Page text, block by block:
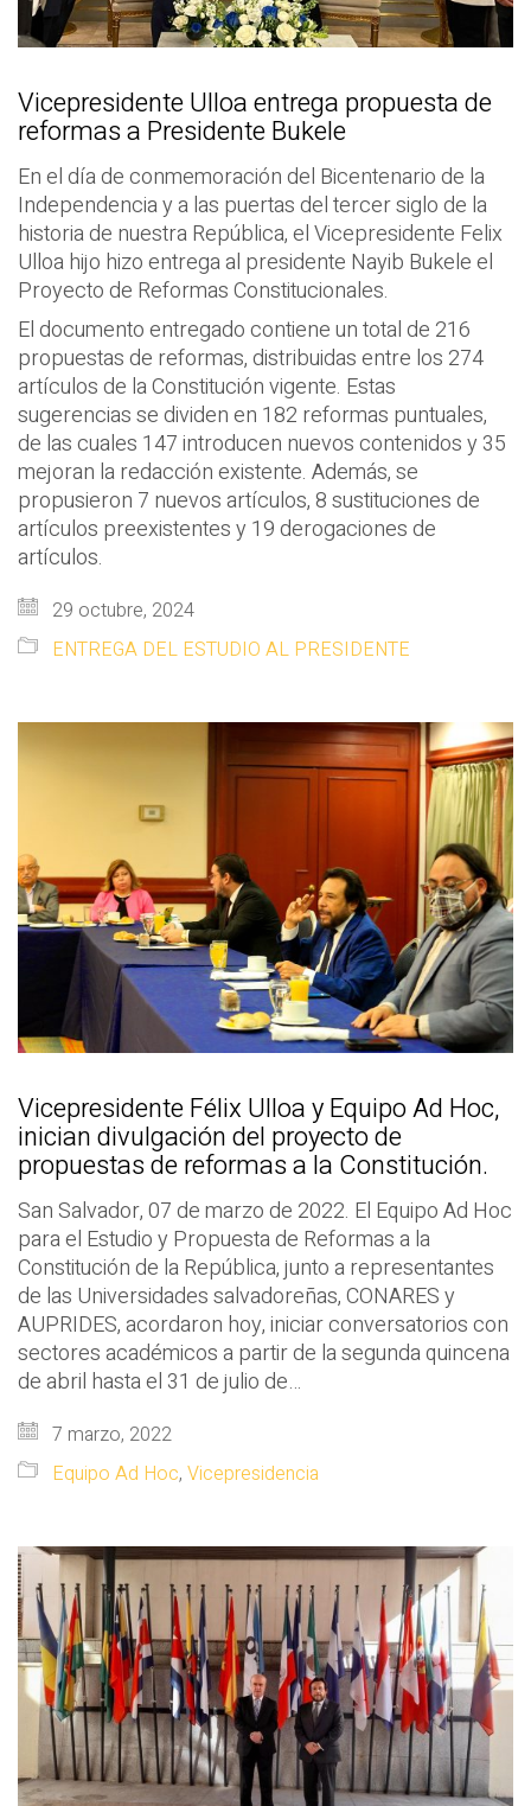
Vicepresidente Ulloa entrega propuesta de
reformas a Presidente Bukele
En el día de conmemoración del Bicentenario de la
Independencia y a las puertas del tercer siglo de la
historia de nuestra República, el Vicepresidente Felix
Ulloa hijo hizo entrega al presidente Nayib Bukele el
Proyecto de Reformas Constitucionales.
El documento entregado contiene un total de 216
propuestas de reformas, distribuidas entre los 274
artículos de la Constitución vigente. Estas
sugerencias se dividen en 182 reformas puntuales,
de las cuales 147 introducen nuevos contenidos y 35
mejoran la redacción existente. Además, se
propusieron 7 nuevos artículos, 8 sustituciones de
artículos preexistentes y 19 derogaciones de
artículos.
29 octubre, 2024
ENTREGA DEL ESTUDIO AL PRESIDENTE
Vicepresidente Félix Ulloa y Equipo Ad Hoc,
inician divulgación del proyecto de
propuestas de reformas a la Constitución.
San Salvador, 07 de marzo de 2022. El Equipo Ad Hoc
para el Estudio y Propuesta de Reformas a la
Constitución de la República, junto a representantes
de las Universidades salvadoreñas, CONARES y
AUPRIDES, acordaron hoy, iniciar conversatorios con
sectores académicos a partir de la segunda quincena
de abril hasta el 31 de julio de…
7 marzo, 2022
Equipo Ad Hoc, Vicepresidencia